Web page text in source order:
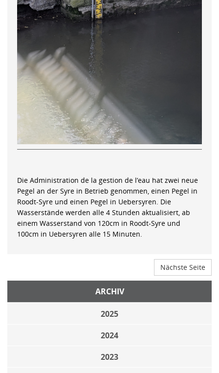
Die Administration de la gestion de l’eau hat zwei neue
Pegel an der Syre in Betrieb genommen, einen Pegel in
Roodt-Syre und einen Pegel in Uebersyren. Die
Wasserstände werden alle 4 Stunden aktualisiert, ab
einem Wasserstand von 120cm in Roodt-Syre und
100cm in Uebersyren alle 15 Minuten.
Nächste Seite
ARCHIV
2025
2024
2023